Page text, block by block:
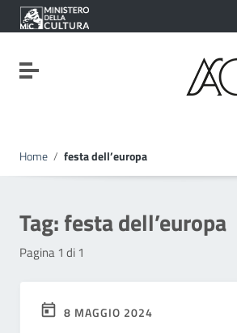
Vai ai contenuti
Vai al menu di navigazione
Vai al footer
Attiva / disattiva la navigazione
Home / festa dell’europa
Tag:festa dell’europa
Pagina 1 di 1
8 MAGGIO 2024